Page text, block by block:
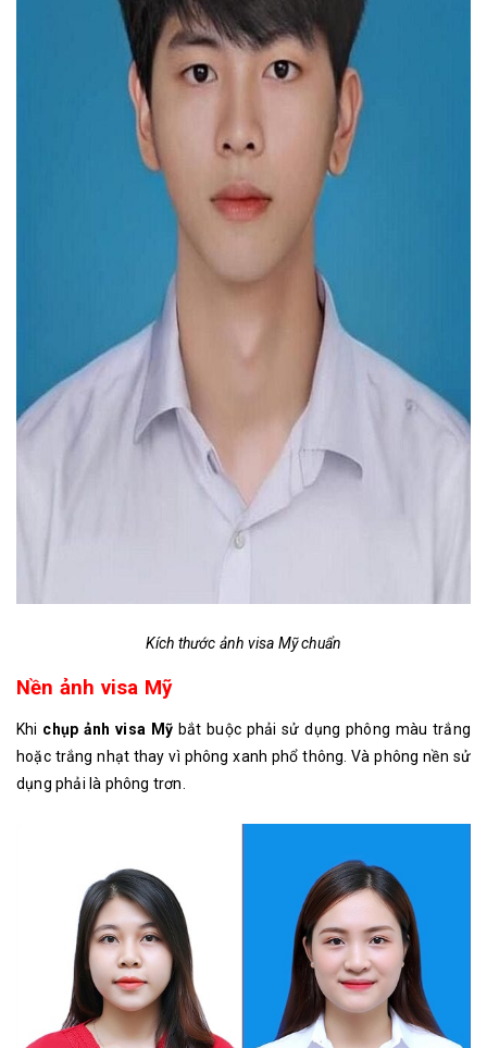
Kích thước ảnh visa Mỹ chuẩn
Nền ảnh visa Mỹ
Khi chụp ảnh visa Mỹ bắt buộc phải sử dụng phông màu trắng
hoặc trắng nhạt thay vì phông xanh phổ thông. Và phông nền sử
dụng phải là phông trơn.